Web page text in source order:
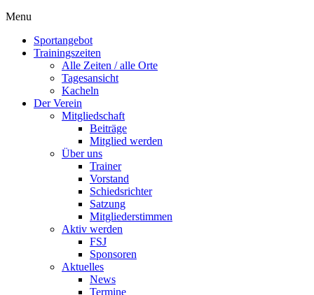
Flyout
Menu
Sportangebot
Trainingszeiten
Alle Zeiten / alle Orte
Tagesansicht
Kacheln
Der Verein
Mitgliedschaft
Beiträge
Mitglied werden
Über uns
Trainer
Vorstand
Schiedsrichter
Satzung
Mitgliederstimmen
Aktiv werden
FSJ
Sponsoren
Aktuelles
News
Termine